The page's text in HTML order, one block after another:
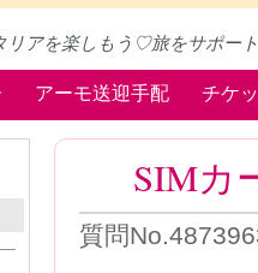
リアを楽しもう♡旅をサポート
アーモ送迎手配 チケ
SIMカ
質問